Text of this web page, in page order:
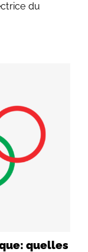
du
quelles